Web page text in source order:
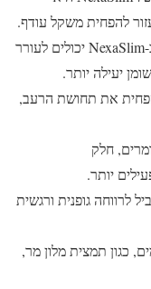
להפחית משקל עודף.
גירוי חילוף החומרים: המרכיבים הכלולים ב-NexaSlim יכולים לעורר
יעילה יותר.
את תחושת הרעב,
חלק
יותר.
לרווחה גופנית ורגשית
כגון תמצית מלון מר,